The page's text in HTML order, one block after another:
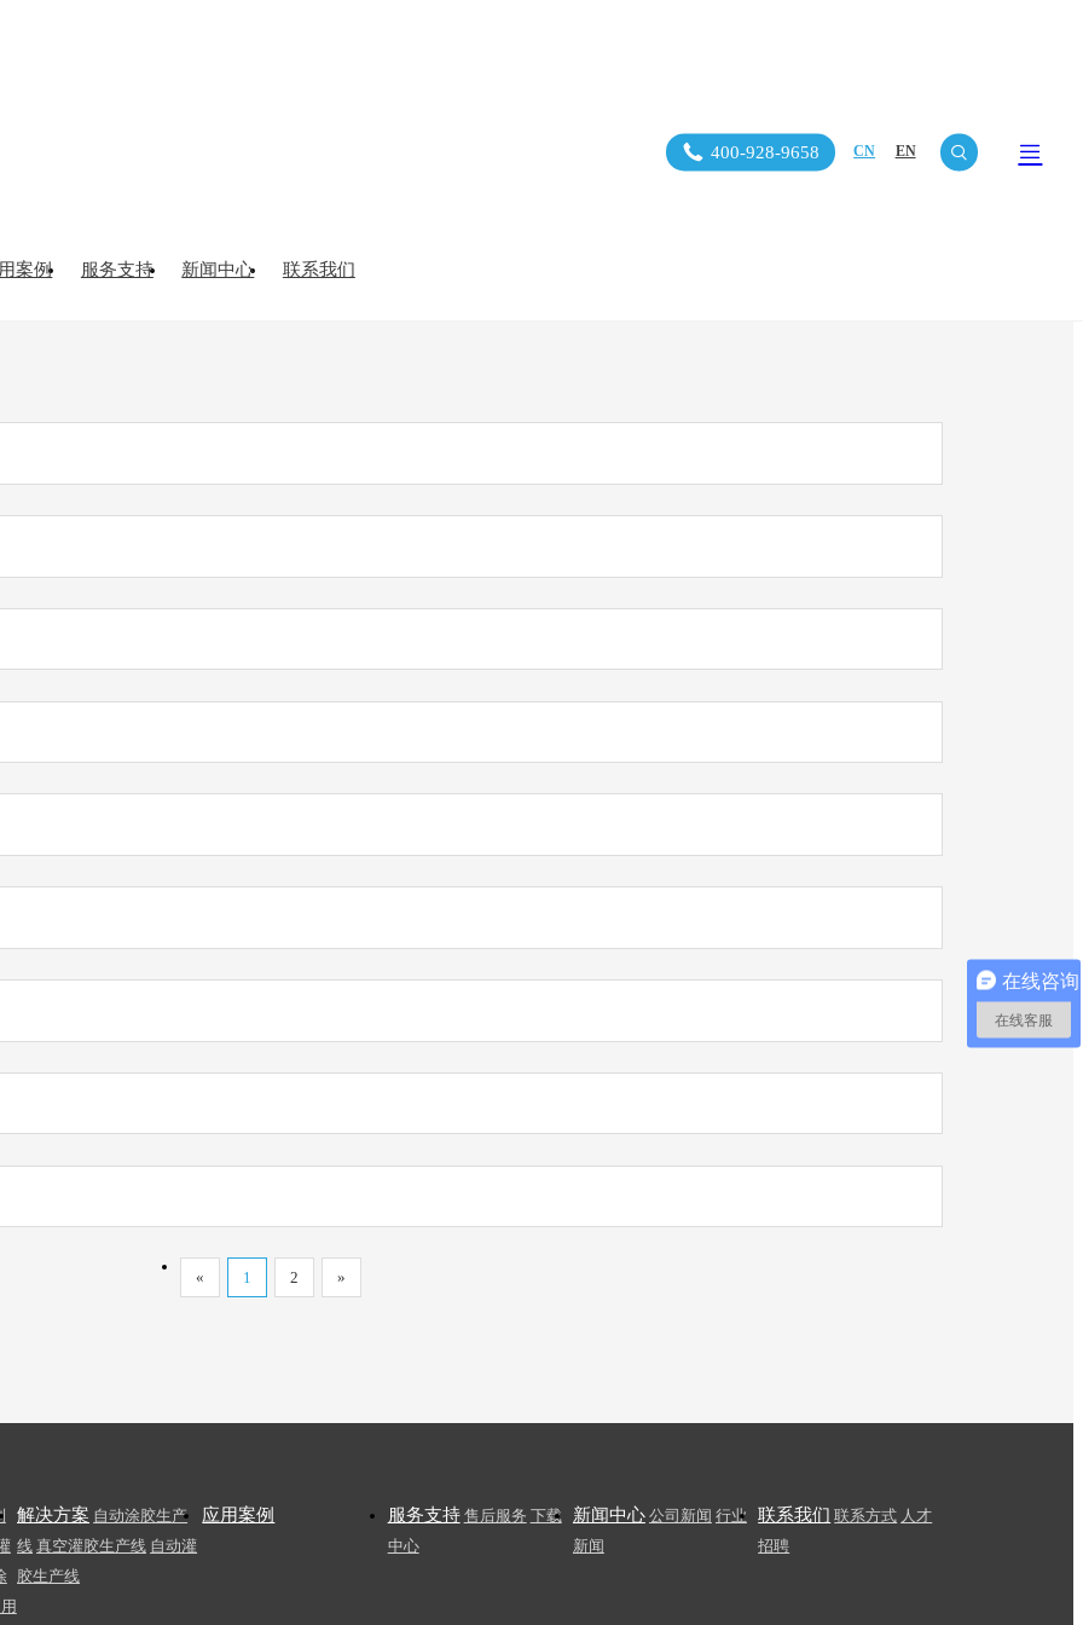
400-928-9658 CN EN
案例 服务支持 新闻中心 联系我们
« 1 2 »
解决方案 自动涂胶生产
线 真空灌胶生产线 自动灌
胶生产线
应用案例 服务支持 售后服务 下载
中心
新闻中心 公司新闻 行业
新闻
联系我们 联系方式 人才
招聘
在线咨询
在线客服